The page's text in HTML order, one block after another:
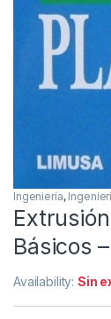
Ingeniería,
Básicos
Availability:Sin